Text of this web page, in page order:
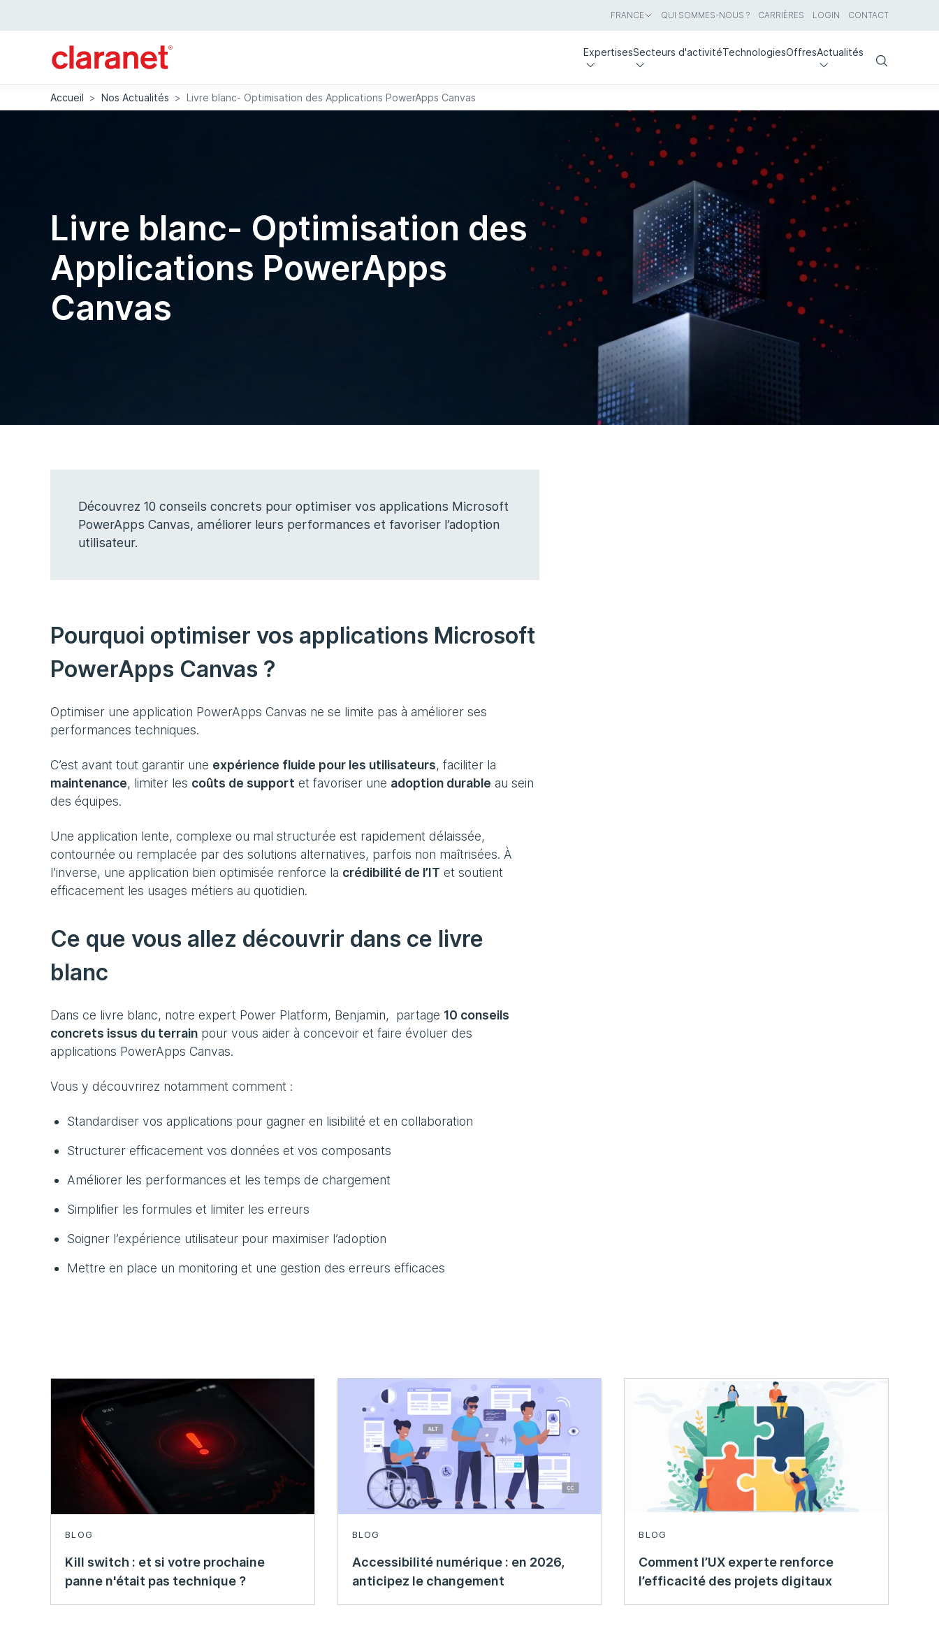
FRANCE QUI SOMMES-NOUS ? CARRIÈRES LOGIN CONTACT
ExpertisesSecteurs d'activitéTechnologiesOffresActualités
Search
Accueil > Nos Actualités > Livre blanc- Optimisation des Applications PowerApps Canvas
Livre blanc- Optimisation des
Applications PowerApps
Canvas
Découvrez 10 conseils concrets pour optimiser vos applications Microsoft
PowerApps Canvas, améliorer leurs performances et favoriser l’adoption
utilisateur.
Pourquoi optimiser vos applications Microsoft
PowerApps Canvas ?
Optimiser une application PowerApps Canvas ne se limite pas à améliorer ses
performances techniques.
C’est avant tout garantir une expérience fluide pour les utilisateurs, faciliter la
maintenance, limiter les coûts de support et favoriser une adoption durable au sein
des équipes.
Une application lente, complexe ou mal structurée est rapidement délaissée,
contournée ou remplacée par des solutions alternatives, parfois non maîtrisées. À
l’inverse, une application bien optimisée renforce la crédibilité de l’IT et soutient
efficacement les usages métiers au quotidien.
Ce que vous allez découvrir dans ce livre
blanc
Dans ce livre blanc, notre expert Power Platform, Benjamin, partage 10 conseils
concrets issus du terrain pour vous aider à concevoir et faire évoluer des
applications PowerApps Canvas.
Vous y découvrirez notamment comment :
Standardiser vos applications pour gagner en lisibilité et en collaboration
Structurer efficacement vos données et vos composants
Améliorer les performances et les temps de chargement
Simplifier les formules et limiter les erreurs
Soigner l’expérience utilisateur pour maximiser l’adoption
Mettre en place un monitoring et une gestion des erreurs efficaces
BLOG
Kill switch : et si votre prochaine
panne n'était pas technique ?
BLOG
Accessibilité numérique : en 2026,
anticipez le changement
BLOG
Comment l’UX experte renforce
l’efficacité des projets digitaux